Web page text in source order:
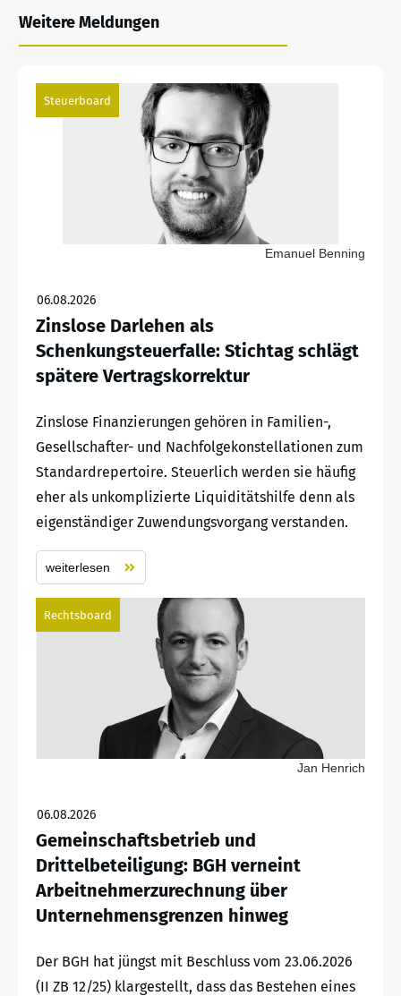
Weitere Meldungen
Steuerboard
Emanuel Benning
06.08.2026
Zinslose Darlehen als
Schenkungsteuerfalle: Stichtag schlägt
spätere Vertragskorrektur
Zinslose Finanzierungen gehören in Familien-,
Gesellschafter- und Nachfolgekonstellationen zum
Standardrepertoire. Steuerlich werden sie häufig
eher als unkomplizierte Liquiditätshilfe denn als
eigenständiger Zuwendungsvorgang verstanden.
weiterlesen
Rechtsboard
Jan Henrich
06.08.2026
Gemeinschaftsbetrieb und
Drittelbeteiligung: BGH verneint
Arbeitnehmerzurechnung über
Unternehmensgrenzen hinweg
Der BGH hat jüngst mit Beschluss vom 23.06.2026
(II ZB 12/25) klargestellt, dass das Bestehen eines